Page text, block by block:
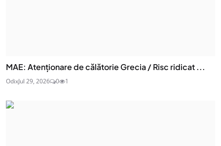
MAE: Atenţionare de călătorie Grecia / Risc ridicat ...
OdixJul 29, 2026 0 1